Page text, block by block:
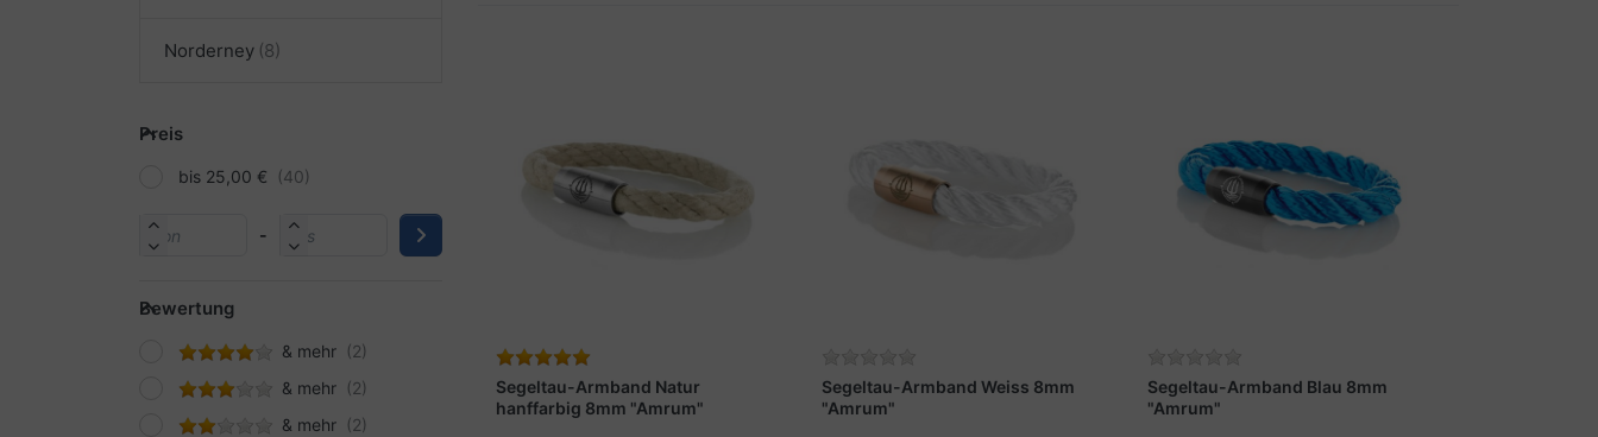
Norderney
Preis
bis 25,00 €
-
Bewertung
& mehr
& mehr
& mehr
Segeltau-Armband Natur
hanffarbig 8mm "Amrum"
Segeltau-Armband Weiss 8mm
"Amrum"
Segeltau-Armband Blau 8mm
"Amrum"